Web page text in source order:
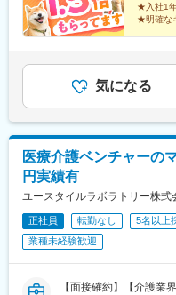
越・香川・徳島・青森
ャリアチェンジによる
ご参照ください【2／
在地はHP参照⇒養成期
ェネラルマネージャー
料の借り上げ社宅提供
ジション
★入社1
★明確な
気になる
医療介護ベンチャーの
円実績有
ユースタイルラボラトリー株式
正社員 転勤なし 5名以上
業種未経験歓迎
【面接確約】【介護